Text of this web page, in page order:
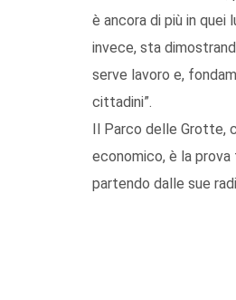
è ancora di più in
invece, sta
serve lavoro e,
cittadini”.
Il Parco delle
economico, è la
partendo dalle sue